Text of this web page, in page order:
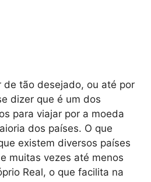
de tão desejado, ou até por
dizer que é um dos
para viajar por a moeda
dos países. O que
existem diversos países
muitas vezes até menos
Real, o que facilita na